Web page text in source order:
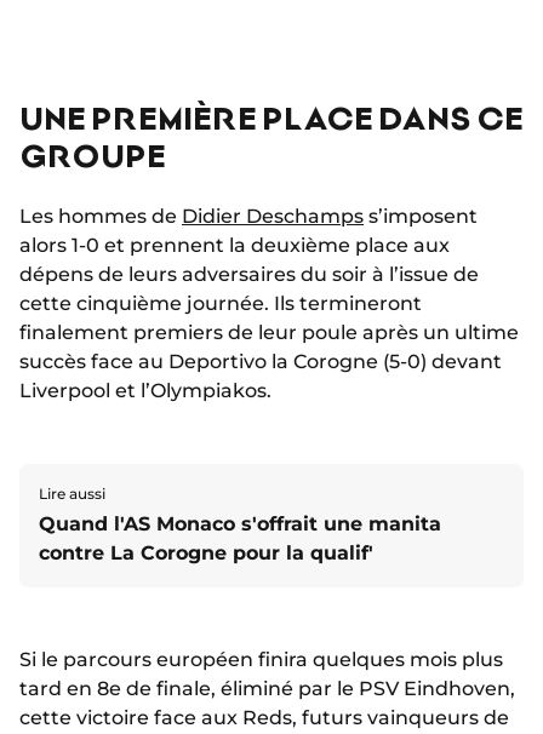
UNE PREMIÈRE PLACE DANS CE
GROUPE
Les hommes de Didier Deschamps s’imposent
alors 1-0 et prennent la deuxième place aux
dépens de leurs adversaires du soir à l’issue de
cette cinquième journée. Ils termineront
finalement premiers de leur poule après un ultime
succès face au Deportivo la Corogne (5-0) devant
Liverpool et l’Olympiakos.
Lire aussi
Quand l'AS Monaco s'offrait une manita
contre La Corogne pour la qualif'
Si le parcours européen finira quelques mois plus
tard en 8e de finale, éliminé par le PSV Eindhoven,
cette victoire face aux Reds, futurs vainqueurs de